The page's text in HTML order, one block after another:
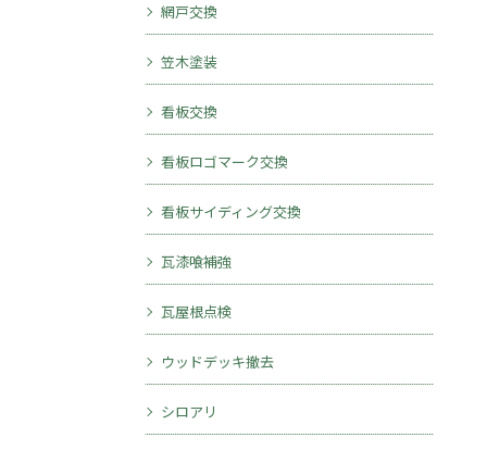
網戸交換
笠木塗装
看板交換
看板ロゴマーク交換
看板サイディング交換
瓦漆喰補強
瓦屋根点検
ウッドデッキ撤去
シロアリ
無料診断・お見積り